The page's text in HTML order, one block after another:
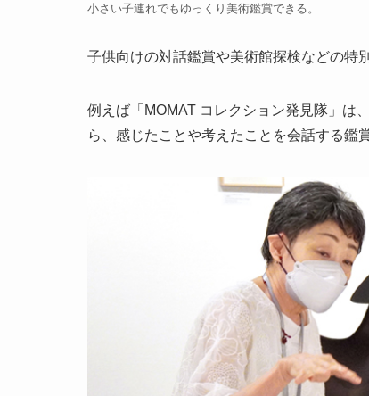
小さい子連れでもゆっくり美術鑑賞できる。
子供向けの対話鑑賞や美術館探検などの特
例えば「MOMAT コレクション発見隊」は
ら、感じたことや考えたことを会話する鑑